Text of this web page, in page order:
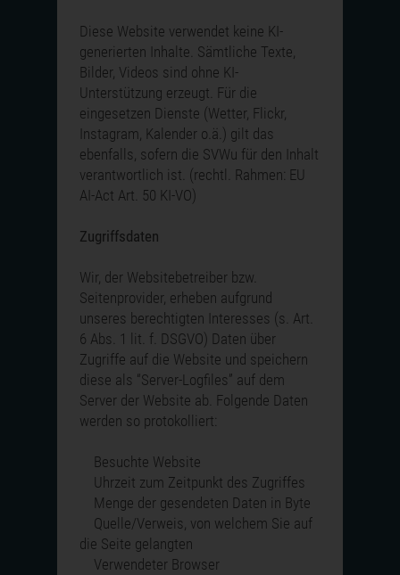
Diese Website verwendet keine KI-
generierten Inhalte. Sämtliche Texte,
Bilder, Videos sind ohne KI-
Unterstützung erzeugt. Für die
eingesetzen Dienste (Wetter, Flickr,
Instagram, Kalender o.ä.) gilt das
ebenfalls, sofern die SVWu für den Inhalt
verantwortlich ist. (rechtl. Rahmen: EU
AI-Act Art. 50 KI-VO)
Zugriffsdaten
Wir, der Websitebetreiber bzw.
Seitenprovider, erheben aufgrund
unseres berechtigten Interesses (s. Art.
6 Abs. 1 lit. f. DSGVO) Daten über
Zugriffe auf die Website und speichern
diese als “Server-Logfiles” auf dem
Server der Website ab. Folgende Daten
werden so protokolliert:
Besuchte Website
Uhrzeit zum Zeitpunkt des Zugriffes
Menge der gesendeten Daten in Byte
Quelle/Verweis, von welchem Sie auf
die Seite gelangten
Verwendeter Browser